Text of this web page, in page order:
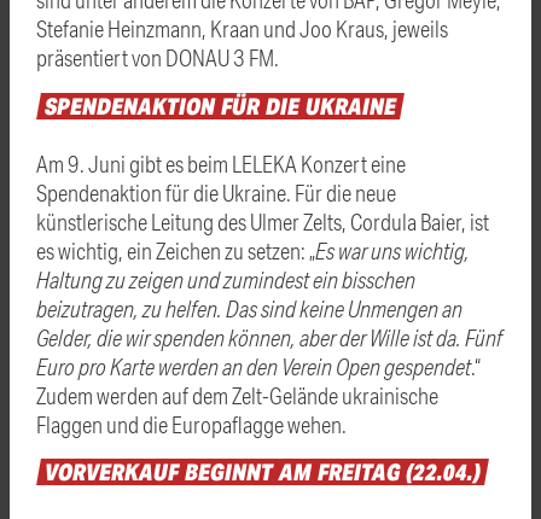
Stefanie Heinzmann, Kraan und Joo Kraus, jeweils
präsentiert von DONAU 3 FM.
SPENDENAKTIONFÜRDIEUKRAINE
Am 9. Juni gibt es beim LELEKA Konzert eine
Spendenaktion für die Ukraine. Für die neue
künstlerische Leitung des Ulmer Zelts, Cordula Baier, ist
es wichtig, ein Zeichen zu setzen: „Es war uns wichtig,
Haltung zu zeigen und zumindest ein bisschen
beizutragen, zu helfen. Das sind keine Unmengen an
Gelder, die wir spenden können, aber der Wille ist da. Fünf
Euro pro Karte werden an den Verein Open gespendet.“
Zudem werden auf dem Zelt-Gelände ukrainische
Flaggen und die Europaflagge wehen.
VORVERKAUFBEGINNTAM FREITAG(22.04.)